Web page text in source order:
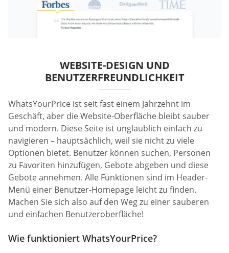
WEBSITE-DESIGN UND
BENUTZERFREUNDLICHKEIT
WhatsYourPrice ist seit fast einem Jahrzehnt im
Geschäft, aber die Website-Oberfläche bleibt sauber
und modern. Diese Seite ist unglaublich einfach zu
navigieren – hauptsächlich, weil sie nicht zu viele
Optionen bietet. Benutzer können suchen, Personen
zu Favoriten hinzufügen, Gebote abgeben und diese
Gebote annehmen. Alle Funktionen sind im Header-
Menü einer Benutzer-Homepage leicht zu finden.
Machen Sie sich also auf den Weg zu einer sauberen
und einfachen Benutzeroberfläche!
Wie funktioniert WhatsYourPrice?